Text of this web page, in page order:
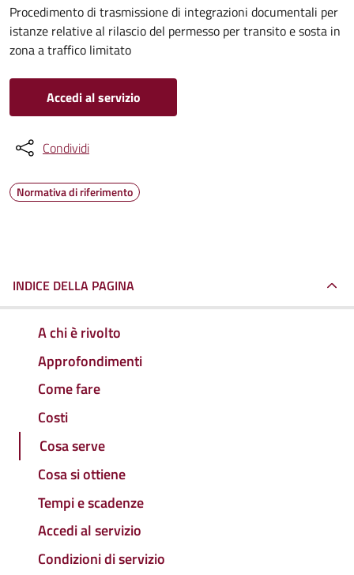
Procedimento di trasmissione di integrazioni documentali per
istanze relative al rilascio del permesso per transito e sosta in
zona a traffico limitato
Accedi al servizio
Condividi
Normativa di riferimento
INDICE DELLA PAGINA
A chi è rivolto
Approfondimenti
Come fare
Costi
Cosa serve
Cosa si ottiene
Tempi e scadenze
Accedi al servizio
Condizioni di servizio